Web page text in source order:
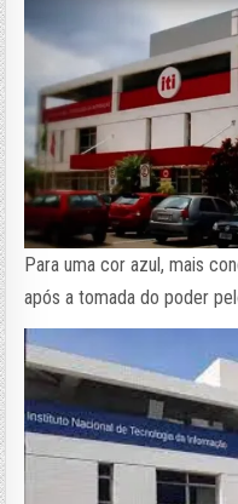
Para uma cor azul, mais
após a tomada do poder